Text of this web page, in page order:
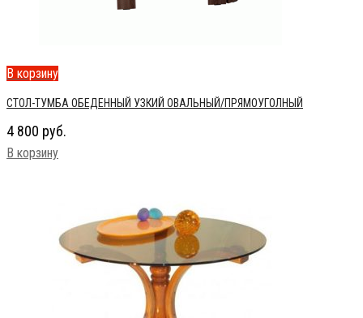
В корзину
СТОЛ-ТУМБА ОБЕДЕННЫЙ УЗКИЙ ОВАЛЬНЫЙ/ПРЯМОУГОЛНЫЙ
4 800 руб.
В корзину